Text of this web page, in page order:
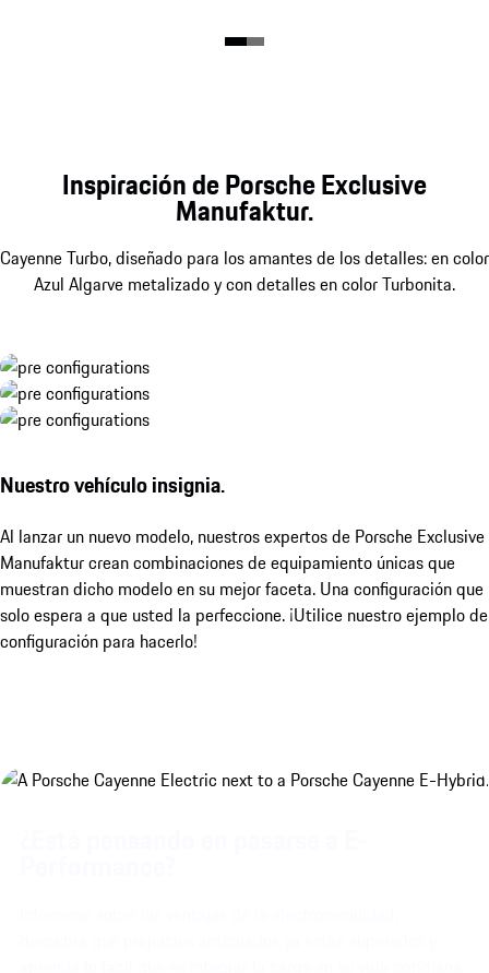
Inspiración de Porsche Exclusive
Manufaktur.
Cayenne Turbo, diseñado para los amantes de los detalles: en color
Azul Algarve metalizado y con detalles en color Turbonita.
Nuestro vehículo insignia.
Al lanzar un nuevo modelo, nuestros expertos de Porsche Exclusive
Manufaktur crean combinaciones de equipamiento únicas que
muestran dicho modelo en su mejor faceta. Una configuración que
solo espera a que usted la perfeccione. ¡Utilice nuestro ejemplo de
configuración para hacerlo!